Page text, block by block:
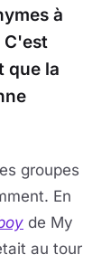
à
C'est
que la
groupes
En
de My
au tour